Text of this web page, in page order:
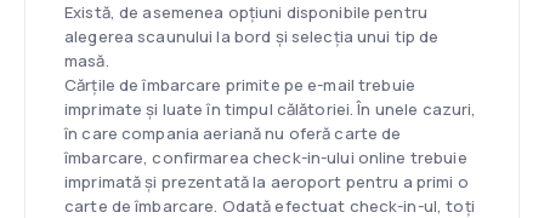
Există, de asemenea opțiuni disponibile pentru
alegerea scaunului la bord și selecția unui tip de
masă.
Cărțile de îmbarcare primite pe e-mail trebuie
imprimate și luate în timpul călătoriei. În unele cazuri,
în care compania aeriană nu oferă carte de
îmbarcare, confirmarea check-in-ului online trebuie
imprimată și prezentată la aeroport pentru a primi o
carte de îmbarcare. Odată efectuat check-in-ul, toți